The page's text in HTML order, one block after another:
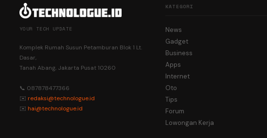
YOUR TECH UPDATE
Komplek Rumah Susun Petamburan Blok 1 Lt.
Dasar,
Tanah Abang, Jakarta Pusat 10260
📞 087878477366
✉️ redaksi@technologue.id
✉️ hai@technologue.id
KATEGORI
News
Gadget
Business
Apps
Internet
Oto
Tips
Forum
Lowongan Kerja